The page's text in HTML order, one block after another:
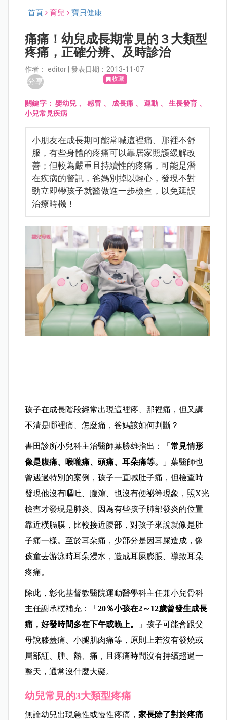
首頁 育兒 寶貝健康
痛痛！幼兒成長期常見的３大類型
疼痛，正確分辨、及時診治
作者： editor | 發表日期：2013-11-07
分享 收藏
關鍵字：嬰幼兒 、感冒 、 成長痛 、運動 、 生長發育 、
小兒常見疾病
小朋友在成長期可能常喊這裡痛、那裡不舒
服，有些身體的疼痛可以靠居家照護緩解改
善；但較為嚴重且持續性的疼痛，可能是潛
在疾病的警訊，爸媽別掉以輕心，發現不對
勁立即帶孩子就醫做進一步檢查，以免延誤
治療時機！
孩子在成長階段經常出現這裡疼、那裡痛，但又講
不清是哪裡痛、怎麼痛，爸媽該如何判斷？
書田診所小兒科主治醫師葉勝雄指出：「常見情形
像是腹痛、喉嚨痛、頭痛、耳朵痛等。
」葉醫師也
曾遇過特別的案例，孩子一直喊肚子痛，但檢查時
發現他沒有嘔吐、腹瀉、也沒有便祕等現象，照X光
檢查才發現是肺炎。因為有些孩子肺部發炎的位置
靠近橫膈膜，比較接近腹部，對孩子來說就像是肚
子痛一樣。至於耳朵痛，少部分是因耳屎造成，像
孩童去游泳時耳朵浸水，造成耳屎膨脹、導致耳朵
疼痛。
除此，彰化基督教醫院運動醫學科主任兼小兒骨科
主任謝承樸補充：「20％小孩在2～12歲曾發生成長
痛，好發時間多在下午或晚上。
」孩子可能會跟父
母說膝蓋痛、小腿肌肉痛等，原則上若沒有發燒或
局部紅、腫、熱、痛，且疼痛時間沒有持續超過一
整天，通常沒什麼大礙。
幼兒常見的3大類型疼痛
無論幼兒出現急性或慢性疼痛，家長除了對於疼痛